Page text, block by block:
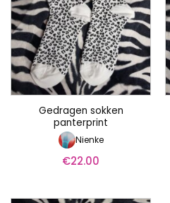
Gedragen sokken
panterprint
Nienke
€22.00